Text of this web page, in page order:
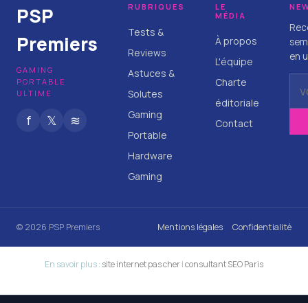
PSP
Premiers
GAMING
PORTABLE
ULTIME
f 𝕏 ≋
RUBRIQUES
Tests &
Reviews
Astuces &
Solutes
Gaming
Portable
Hardware
Gaming
LE
MÉDIA
À propos
L'équipe
Charte
éditoriale
Contact
en
© 2026 PSP Premiers Mentions légales Confidentialité
En savoir plus : site internet pas cher|consultant SEO Paris